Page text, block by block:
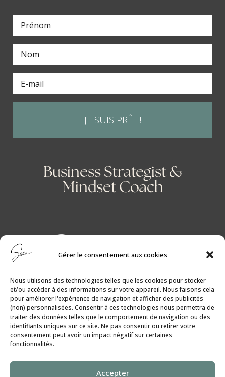
Gérer le consentement aux cookies
Nous utilisons des technologies telles que les cookies pour stocker
et/ou accéder à des informations sur votre appareil. Nous faisons cela
pour améliorer l'expérience de navigation et afficher des publicités
(non) personnalisées. Consentir à ces technologies nous permettra de
traiter des données telles que le comportement de navigation ou des
identifiants uniques sur ce site. Ne pas consentir ou retirer votre
consentement peut avoir un impact négatif sur certaines
fonctionnalités.
Accepter
JE SUIS PRÊT !
Business Strategist &
Mindset Coach
Politique de Cookies│Politique de
Confidentialité